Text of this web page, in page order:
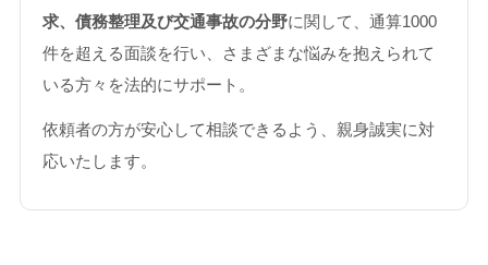
求、債務整理及び交通事故の分野に関して、通算1000
件を超える面談を行い、さまざまな悩みを抱えられて
いる方々を法的にサポート。
依頼者の方が安心して相談できるよう、親身誠実に対
応いたします。